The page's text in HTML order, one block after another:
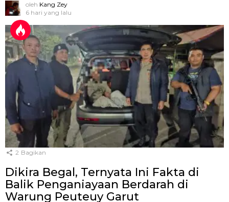
oleh Kang Zey
6 hari yang lalu
2 Bagikan
Dikira Begal, Ternyata Ini Fakta di
Balik Penganiayaan Berdarah di
Warung Peuteuy Garut